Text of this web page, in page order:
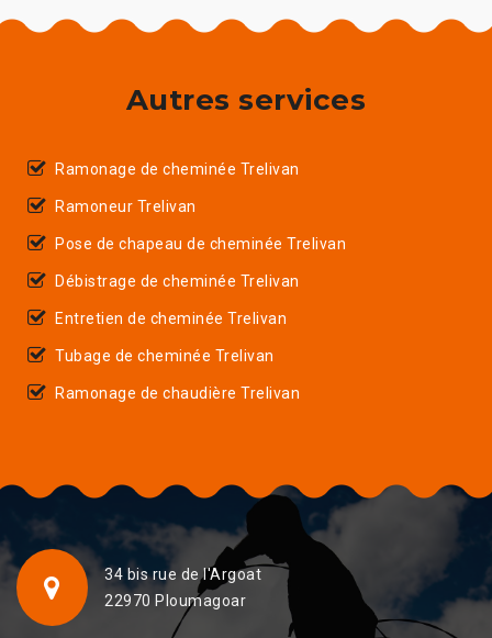
Autres services
Ramonage de cheminée Trelivan
Ramoneur Trelivan
Pose de chapeau de cheminée Trelivan
Débistrage de cheminée Trelivan
Entretien de cheminée Trelivan
Tubage de cheminée Trelivan
Ramonage de chaudière Trelivan
34 bis rue de l'Argoat
22970 Ploumagoar